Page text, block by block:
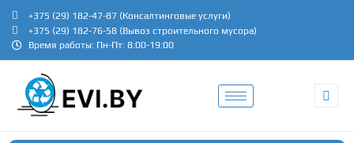
+375 (29) 182-47-87 (Консалтинговые услуги)
+375 (29) 182-76-58 (Вывоз строительного мусора)
Время работы: Пн-Пт: 8:00-19:00